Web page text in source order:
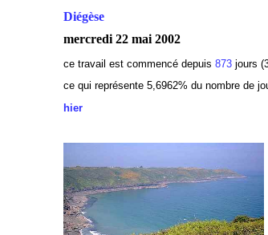
Diégèse
mercredi 22 mai 2002
ce travail est commencé depuis 873jours
ce qui représente 5,6962% du nombre de
hier